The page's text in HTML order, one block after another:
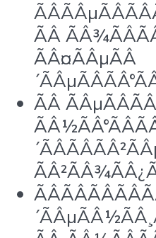
ÃÂ
ÃÂ¤ÃÂµÃÂ
ÃÂ